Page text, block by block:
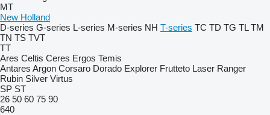
MT
New Holland
D-series G-series L-series M-series NH T-series TC TD TG TL TM
TN TS TVT
TT
Ares Celtis Ceres Ergos Temis
Antares Argon Corsaro Dorado Explorer Frutteto Laser Ranger
Rubin Silver Virtus
SP ST
26 50 60 75 90
640